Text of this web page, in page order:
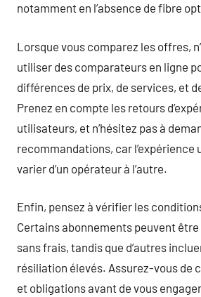
notamment en l’absence de fibre
Lorsque vous comparez les offres,
utiliser des comparateurs en ligne
différences de prix, de services, et
Prenez en compte les retours
utilisateurs, et n’hésitez pas à
recommandations, car
varier d’un opérateur à l’autre.
Enfin, pensez à vérifier les
Certains abonnements peuvent
sans frais, tandis que d’autres
résiliation élevés. Assurez-vous de
et obligations avant de vous